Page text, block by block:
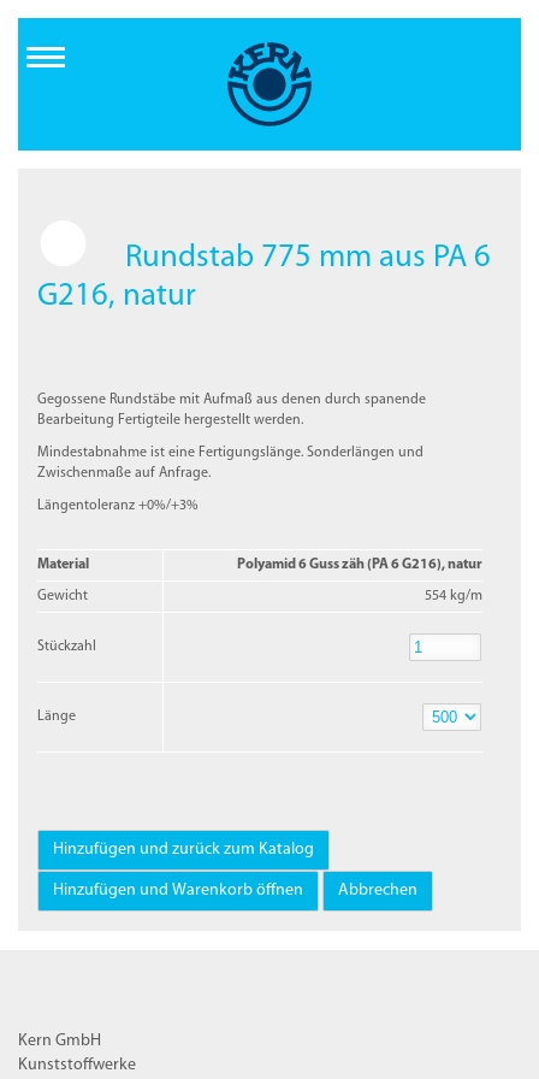
Inhalt
Rundstab 775 mm aus PA 6
G216, natur
Gegossene Rundstäbe mit Aufmaß aus denen durch spanende
Bearbeitung Fertigteile hergestellt werden.
Mindestabnahme ist eine Fertigungslänge. Sonderlängen und
Zwischenmaße auf Anfrage.
Längentoleranz +0%/+3%
Material Polyamid 6 Guss zäh (PA 6 G216), natur
Gewicht 554 kg/m
Stückzahl
Länge
Kern GmbH
Kunststoffwerke